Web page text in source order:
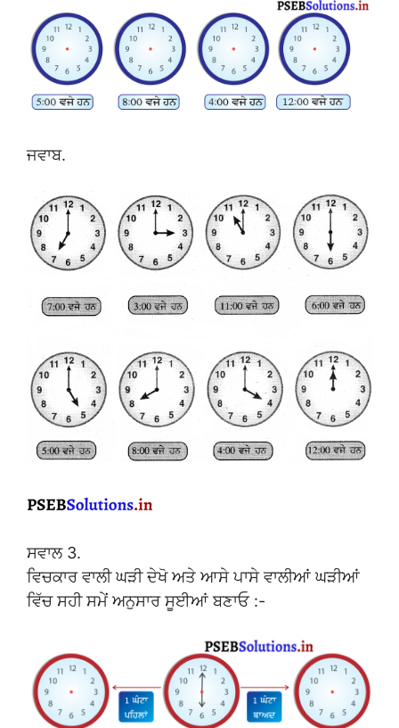
ਜਵਾਬ.
ਸਵਾਲ 3.
ਵਿਚਕਾਰ ਵਾਲੀ ਘੜੀ ਦੇਖੋ ਅਤੇ ਆਸੇ ਪਾਸੇ ਵਾਲੀਆਂ ਘੜੀਆਂ
ਵਿੱਚ ਸਹੀ ਸਮੇਂ ਅਨੁਸਾਰ ਸੂਈਆਂ ਬਣਾਓ :-